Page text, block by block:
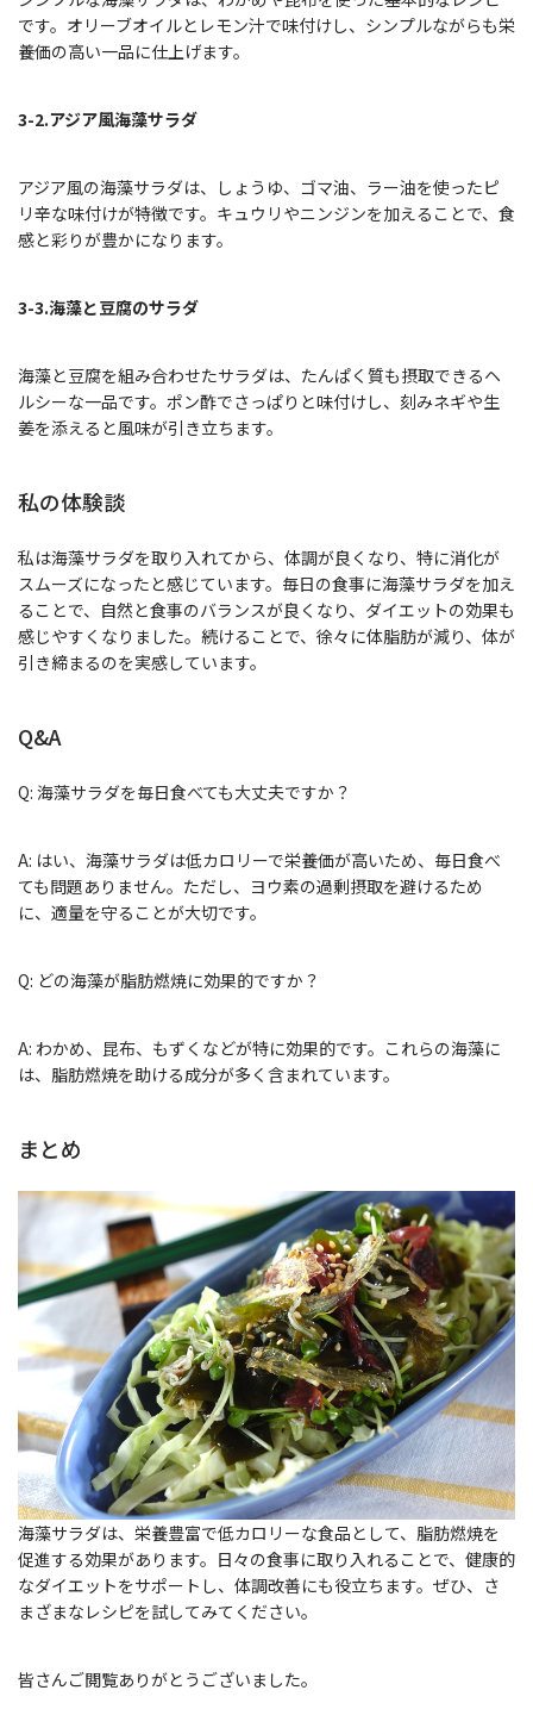
です。オリーブオイルとレモン汁で味付けし、シンプルながらも栄
養価の高い一品に仕上げます。
3-2.アジア風海藻サラダ
アジア風の海藻サラダは、しょうゆ、ゴマ油、ラー油を使ったピ
リ辛な味付けが特徴です。キュウリやニンジンを加えることで、食
感と彩りが豊かになります。
3-3.海藻と豆腐のサラダ
海藻と豆腐を組み合わせたサラダは、たんぱく質も摂取できるヘ
ルシーな一品です。ポン酢でさっぱりと味付けし、刻みネギや生
姜を添えると風味が引き立ちます。
私の体験談
私は海藻サラダを取り入れてから、体調が良くなり、特に消化が
スムーズになったと感じています。毎日の食事に海藻サラダを加え
ることで、自然と食事のバランスが良くなり、ダイエットの効果も
感じやすくなりました。続けることで、徐々に体脂肪が減り、体が
引き締まるのを実感しています。
Q&A
Q: 海藻サラダを毎日食べても大丈夫ですか？
A: はい、海藻サラダは低カロリーで栄養価が高いため、毎日食べ
ても問題ありません。ただし、ヨウ素の過剰摂取を避けるため
に、適量を守ることが大切です。
Q: どの海藻が脂肪燃焼に効果的ですか？
A: わかめ、昆布、もずくなどが特に効果的です。これらの海藻に
は、脂肪燃焼を助ける成分が多く含まれています。
まとめ
海藻サラダは、栄養豊富で低カロリーな食品として、脂肪燃焼を
促進する効果があります。日々の食事に取り入れることで、健康的
なダイエットをサポートし、体調改善にも役立ちます。ぜひ、さ
まざまなレシピを試してみてください。
皆さんご閲覧ありがとうございました。